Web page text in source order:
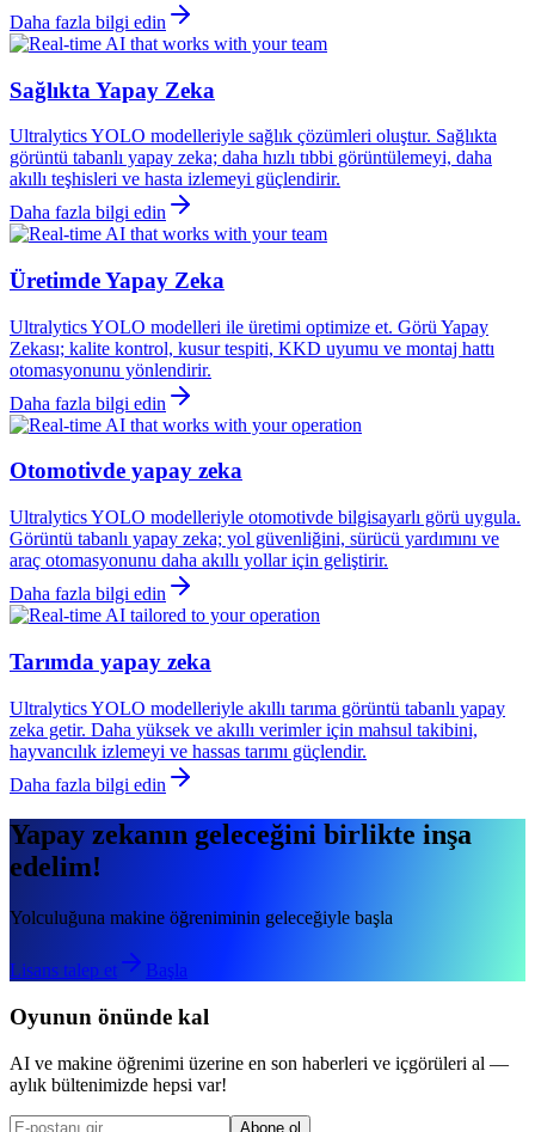
Daha fazla bilgi edin
Sağlıkta Yapay Zeka
Ultralytics YOLO modelleriyle sağlık çözümleri oluştur. Sağlıkta
görüntü tabanlı yapay zeka; daha hızlı tıbbi görüntülemeyi, daha
akıllı teşhisleri ve hasta izlemeyi güçlendirir.
Daha fazla bilgi edin
Üretimde Yapay Zeka
Ultralytics YOLO modelleri ile üretimi optimize et. Görü Yapay
Zekası; kalite kontrol, kusur tespiti, KKD uyumu ve montaj hattı
otomasyonunu yönlendirir.
Daha fazla bilgi edin
Otomotivde yapay zeka
Ultralytics YOLO modelleriyle otomotivde bilgisayarlı görü uygula.
Görüntü tabanlı yapay zeka; yol güvenliğini, sürücü yardımını ve
araç otomasyonunu daha akıllı yollar için geliştirir.
Daha fazla bilgi edin
Tarımda yapay zeka
Ultralytics YOLO modelleriyle akıllı tarıma görüntü tabanlı yapay
zeka getir. Daha yüksek ve akıllı verimler için mahsul takibini,
hayvancılık izlemeyi ve hassas tarımı güçlendir.
Daha fazla bilgi edin
Yapay zekanın geleceğini birlikte inşa
edelim!
Yolculuğuna makine öğreniminin geleceğiyle başla
Lisans talep et Başla
Oyunun önünde kal
AI ve makine öğrenimi üzerine en son haberleri ve içgörüleri al —
aylık bültenimizde hepsi var!
Abone ol